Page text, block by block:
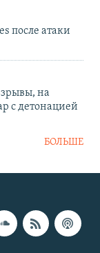
после атаки
на
с детонацией
БОЛЬШЕ